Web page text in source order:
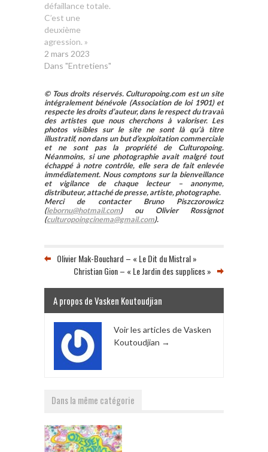
défaillance totale.
C’est une
deuxième
agression. »
2 mars 2023
Dans "Entretiens"
© Tous droits réservés. Culturopoing.com est un site
intégralement bénévole (Association de loi 1901) et
respecte les droits d’auteur, dans le respect du travail
des artistes que nous cherchons à valoriser. Les
photos visibles sur le site ne sont là qu’à titre
illustratif, non dans un but d’exploitation commerciale
et ne sont pas la propriété de Culturopoing.
Néanmoins, si une photographie avait malgré tout
échappé à notre contrôle, elle sera de fait enlevée
immédiatement. Nous comptons sur la bienveillance
et vigilance de chaque lecteur – anonyme,
distributeur, attaché de presse, artiste, photographe.
Merci de contacter Bruno Piszczorowicz
(lebornu@hotmail.com) ou Olivier Rossignot
(culturopoingcinema@gmail.com).
Olivier Mak-Bouchard – « Le Dit du Mistral »
Christian Gion – « Le Jardin des supplices »
A propos de Vasken Koutoudjian
Voir les articles de Vasken
Koutoudjian →
Dans la même catégorie